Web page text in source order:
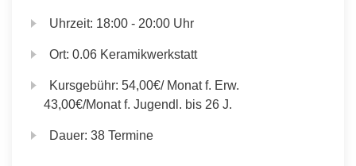
Uhrzeit: 18:00 - 20:00 Uhr
Ort:0.06 Keramikwerkstatt
Kursgebühr:54,00€/ Monat f. Erw.
43,00€/Monat f. Jugendl. bis 26 J.
Dauer:38 Termine